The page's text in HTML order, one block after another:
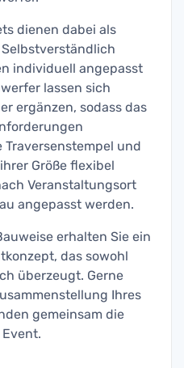
dienen dabei als
individuell angepasst
lassen sich
ergänzen, sodass das
und
Größe flexibel
Veranstaltungsort
angepasst werden.
erhalten Sie ein
das sowohl
überzeugt. Gerne
Ihres
gemeinsam die